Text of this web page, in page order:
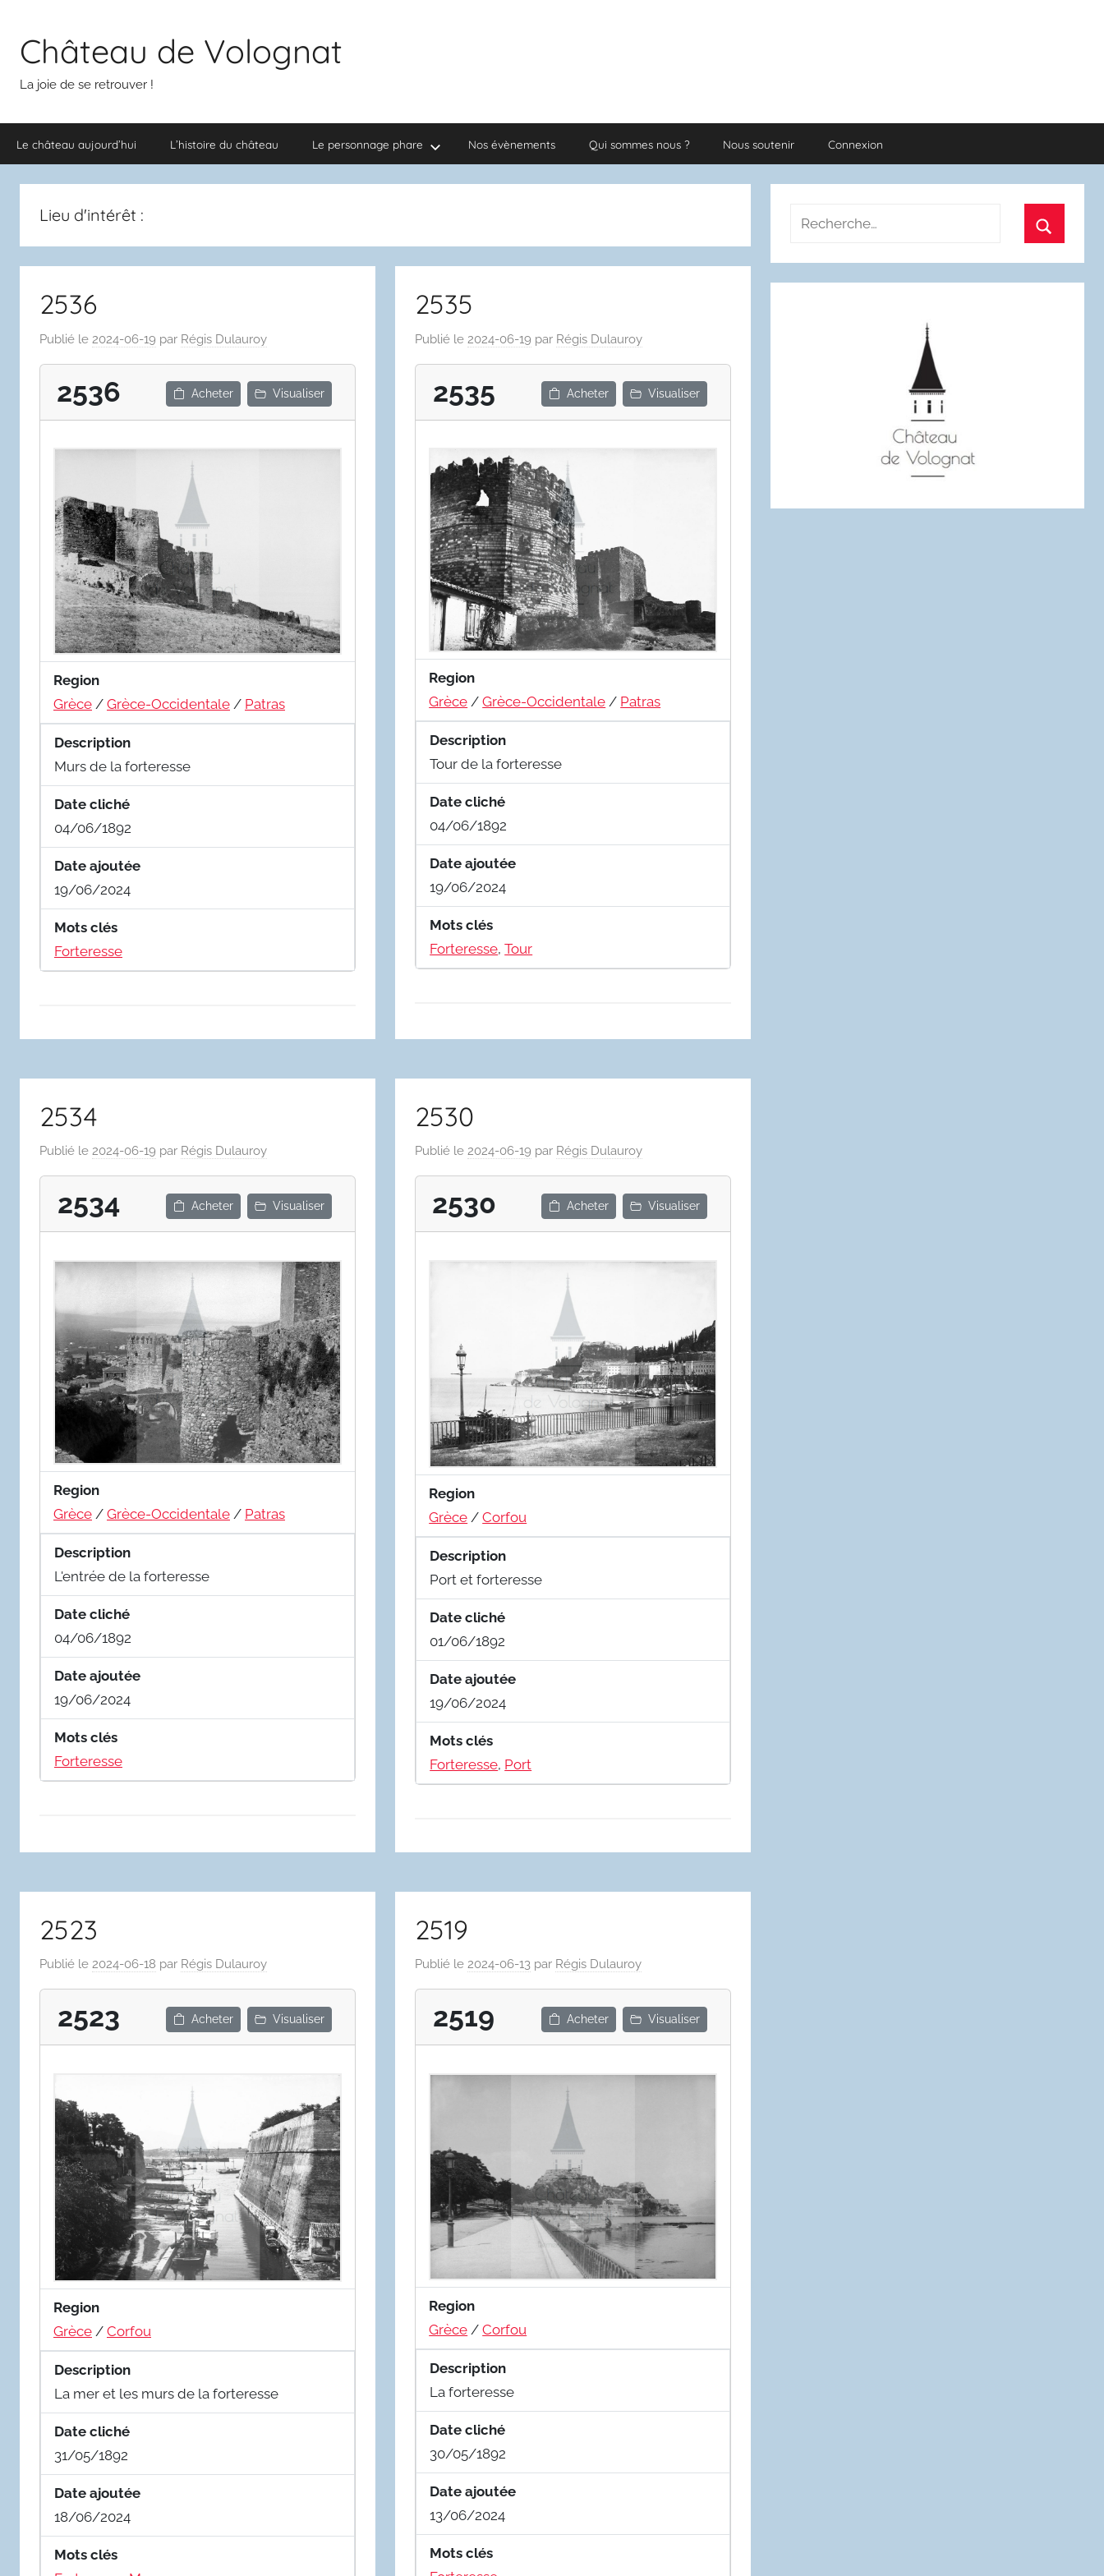
contenuChâteau de Volognat
La joie de se retrouver !
Le château aujourd’hui L’histoire du château Le personnage phare Nos évènements Qui sommes nous ? Nous soutenir Connexion
Lieu d'intérêt :
2536
Publié le 2024-06-19 par Régis Dulauroy
2536 Acheter Visualiser
Region
Grèce / Grèce-Occidentale / Patras
Description
Murs de la forteresse
Date cliché
04/06/1892
Date ajoutée
19/06/2024
Mots clés
Forteresse
2535
Publié le2024-06-19 par Régis Dulauroy
2535 Acheter Visualiser
Region
Grèce /Grèce-Occidentale / Patras
Description
Tour de la forteresse
Date cliché
04/06/1892
Date ajoutée
19/06/2024
Mots clés
Forteresse,Tour
2534
Publié le 2024-06-19 par Régis Dulauroy
2534 Acheter Visualiser
Region
Grèce / Grèce-Occidentale / Patras
Description
L'entrée de la forteresse
Date cliché
04/06/1892
Date ajoutée
19/06/2024
Mots clés
Forteresse
2530
Publié le2024-06-19 par Régis Dulauroy
2530 Acheter Visualiser
Region
Grèce /Corfou
Description
Port et forteresse
Date cliché
01/06/1892
Date ajoutée
19/06/2024
Mots clés
Forteresse, Port
2523
Publié le 2024-06-18 par Régis Dulauroy
2523 Acheter Visualiser
Region
Grèce / Corfou
Description
La mer et les murs de la forteresse
Date cliché
31/05/1892
Date ajoutée
18/06/2024
Mots clés
2519
Publié le2024-06-13 par Régis Dulauroy
2519 Acheter Visualiser
Region
Grèce /Corfou
Description
La forteresse
Date cliché
30/05/1892
Date ajoutée
13/06/2024
Mots clés
Recherche
: